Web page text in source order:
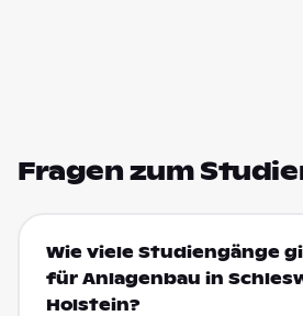
Fragen zum
Wie viele Studiengänge
für Anlagenbau in
Holstein?